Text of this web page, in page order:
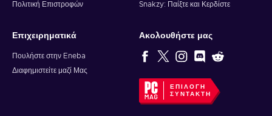
Πολιτική Επιστροφών
Snakzy: Παίξτε και Κερδίστε
Επιχειρηματικά
Πουλήστε στην Eneba
Διαφημιστείτε μαζί Μας
Ακολουθήστε μας
ΕΠΙΛΟΓΉ
ΣΥΝΤΆΚΤΗ